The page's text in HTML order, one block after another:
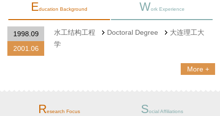
Education Background Work Experience
1998.09
2001.06
水工结构工程 Doctoral Degree
大连理工大
学
More +
Research Focus Social Affiliations